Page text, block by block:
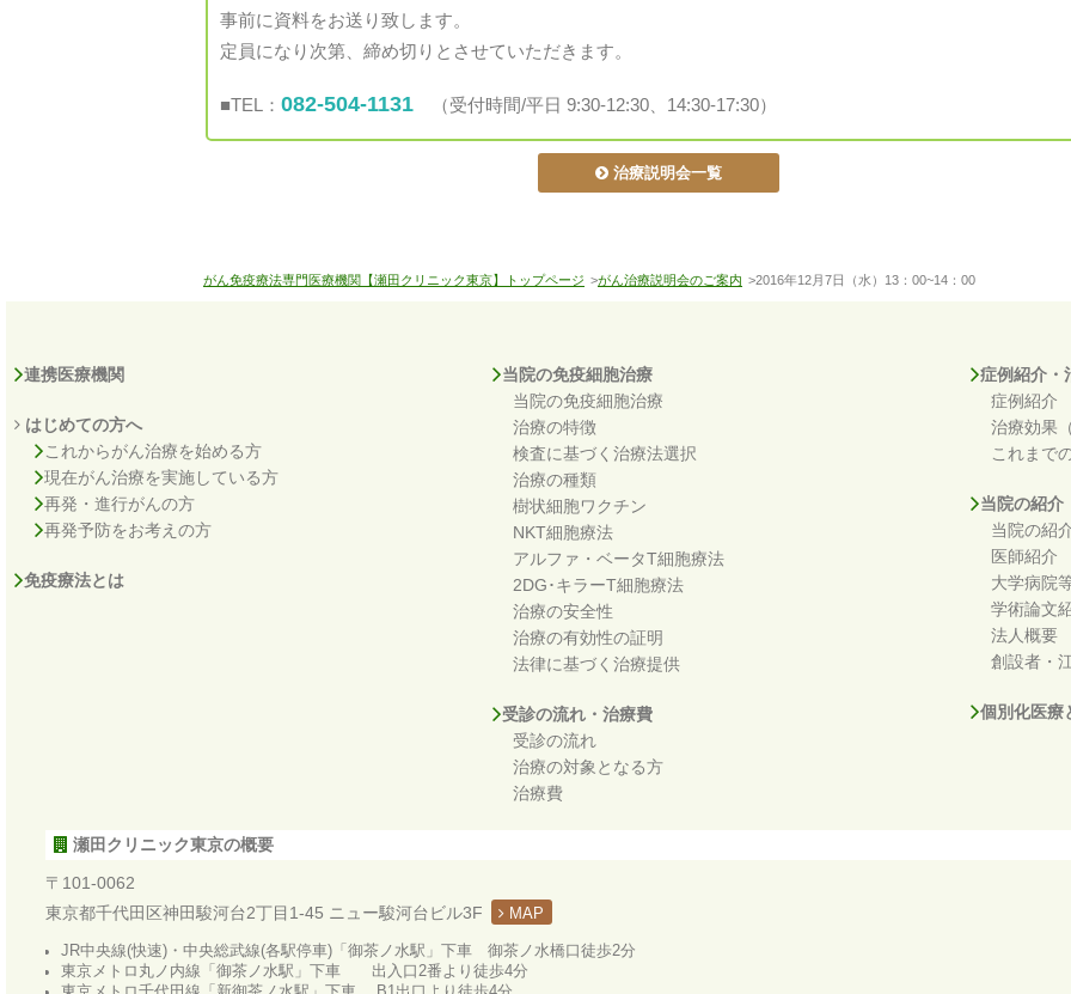
事前に資料をお送り致します。
定員になり次第、締め切りとさせていただきます。
■TEL： 082-504-1131 （受付時間/平日 9:30-12:30、14:30-17:30）
治療説明会一覧
がん免疫療法専門医療機関【瀬田クリニック東京】トップページ >がん治療説明会のご案内 >2016年12月7日（水）13：00~14：00
連携医療機関
はじめての方へ
これからがん治療を始める方
現在がん治療を実施している方
再発・進行がんの方
再発予防をお考えの方
免疫療法とは
当院の免疫細胞治療
当院の免疫細胞治療
治療の特徴
検査に基づく治療法選択
治療の種類
樹状細胞ワクチン
NKT細胞療法
アルファ・ベータT細胞療法
2DG･キラーT細胞療法
治療の安全性
治療の有効性の証明
法律に基づく治療提供
受診の流れ・治療費
受診の流れ
治療の対象となる方
治療費
症例紹介・
症例紹介
治療効果
これまで
当院の紹介
当院の紹
医師紹介
大学病院
学術論文
法人概要
創設者・
個別化医療
瀬田クリニック東京の概要
〒101-0062
東京都千代田区神田駿河台2丁目1-45 ニュー駿河台ビル3F
MAP
JR中央線(快速)・中央総武線(各駅停車)「御茶ノ水駅」下車 御茶ノ水橋口徒歩2分
東京メトロ丸ノ内線「御茶ノ水駅」下車 出入口2番より徒歩4分